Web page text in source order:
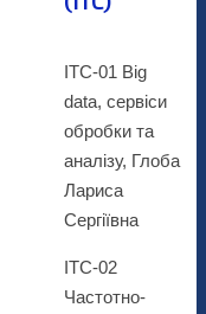
ІТС-01 Big
data, сервіси
обробки та
аналізу, Глоба
Лариса
Сергіївна
ІТС-02
Частотно-